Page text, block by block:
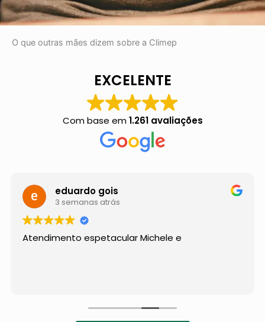
O que outras mães dizem sobre a Climep
EXCELENTE
Com base em1.261 avaliações
eduardo gois
3 semanas atrás
Atendimento espetacular Michele e